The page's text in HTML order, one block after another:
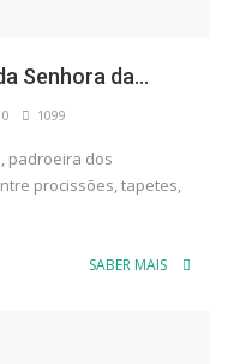
Senhora da...
0 1099
padroeira dos
procissões, tapetes,
SABER MAIS